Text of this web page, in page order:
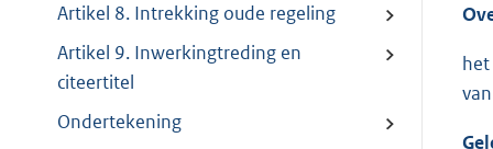
Artikel 8. Intrekking oude regeling
Artikel 9. Inwerkingtreding en
citeertitel
Ondertekening